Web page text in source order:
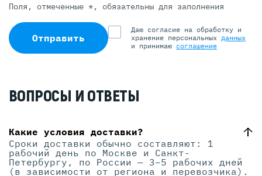
Поля, отмеченные *, обязательны для заполнения
Отправить
Даю согласие на обработку и
хранение персональных данных
и принимаю соглашение
ВОПРОСЫ И ОТВЕТЫ
Какие условия доставки?
Сроки доставки обычно составляют: 1
рабочий день по Москве и Санкт-
Петербургу, по России — 3–5 рабочих дней
(в зависимости от региона и перевозчика).